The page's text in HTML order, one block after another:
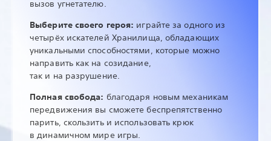
вызов угнетателю.
Выберите своего героя: играйте за одного из
четырёх искателей Хранилища, обладающих
уникальными способностями, которые можно
направить как на созидание,
так и на разрушение.
Полная свобода: благодаря новым механикам
передвижения вы сможете беспрепятственно
парить, скользить и использовать крюк
в динамичном мире игры.